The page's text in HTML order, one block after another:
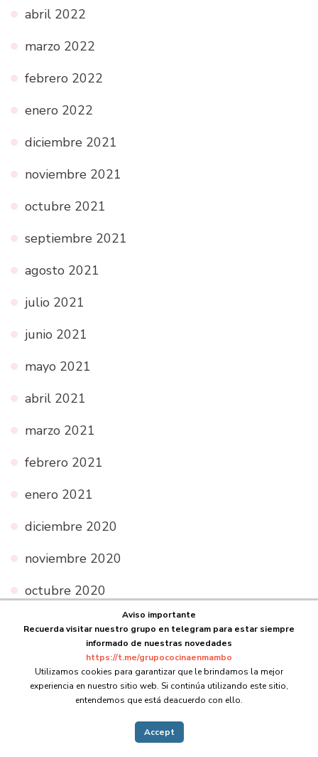
abril 2022
marzo 2022
febrero 2022
enero 2022
diciembre 2021
noviembre 2021
octubre 2021
septiembre 2021
agosto 2021
julio 2021
junio 2021
mayo 2021
abril 2021
marzo 2021
febrero 2021
enero 2021
diciembre 2020
noviembre 2020
octubre 2020
septiembre 2020
agosto 2020
julio 2020
Aviso importante
Recuerda visitar nuestro grupo en telegram para estar siempre
informado de nuestras novedades
https://t.me/grupococinaenmambo
Utilizamos cookies para garantizar que le brindamos la mejor
experiencia en nuestro sitio web. Si continúa utilizando este sitio,
entendemos que está deacuerdo con ello.
Accept